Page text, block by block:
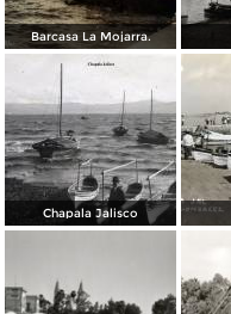
Barcasa La Mojarra.
Chapala Jalisco